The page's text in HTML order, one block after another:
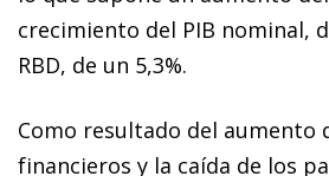
crecimiento del PIB nominal,
RBD, de un 5,3%.
Como resultado del aumento
financieros y la caída de los